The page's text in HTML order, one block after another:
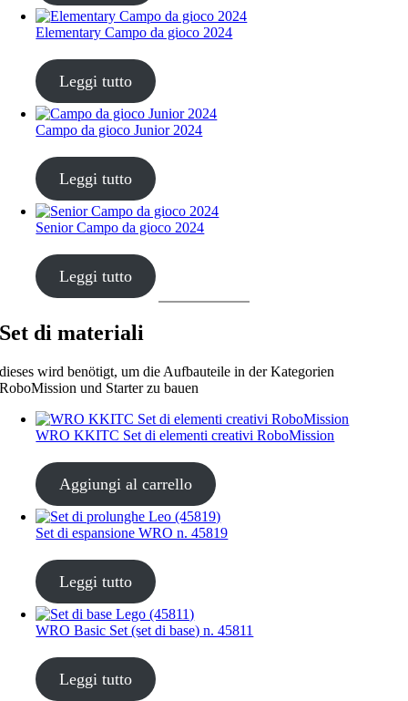
Elementary Campo da gioco 2024
CHF68.00
Leggi tutto
Campo da gioco Junior 2024
CHF68.00
Leggi tutto
Senior Campo da gioco 2024
CHF68.00
Leggi tutto
Set di materiali
dieses wird benötigt, um die Aufbauteile in der Kategorien
RoboMission und Starter zu bauen
WRO KKITC Set di elementi creativi RoboMission
CHF45.00
Aggiungi al carrello
Set di espansione WRO n. 45819
CHF35.00
Leggi tutto
WRO Basic Set (set di base) n. 45811
CHF35.00
Leggi tutto